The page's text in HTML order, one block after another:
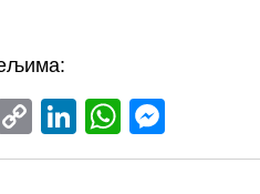
Evernote
Copy
Link
LinkedIn